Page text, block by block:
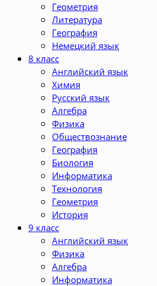
Геометрия
Литература
География
Немецкий язык
8 класс
Английский язык
Химия
Русский язык
Алгебра
Физика
Обществознание
География
Биология
Информатика
Технология
Геометрия
История
9 класс
Английский язык
Физика
Алгебра
Информатика